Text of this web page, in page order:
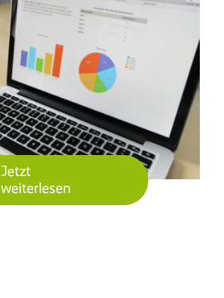
Jetzt
weiterlesen